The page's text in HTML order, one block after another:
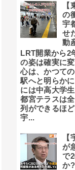
の
宇
せ
動
LRT開業から2
の姿は確実に
心は、かつて
駅へと明らか
には中高大学
都宮テラスは
列ができるほ
宇...
が
で
か?